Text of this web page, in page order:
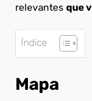
relevantes que
Índice
Mapa